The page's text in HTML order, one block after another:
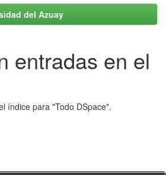
del Azuay
entradas en el
índice para "Todo DSpace".